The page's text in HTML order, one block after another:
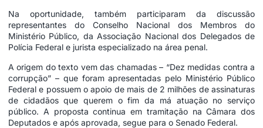
Na oportunidade, também participaram da discussão
representantes do Conselho Nacional dos Membros do
Ministério Público, da Associação Nacional dos Delegados de
Polícia Federal e jurista especializado na área penal.
A origem do texto vem das chamadas – “Dez medidas contra a
corrupção” – que foram apresentadas pelo Ministério Público
Federal e possuem o apoio de mais de 2 milhões de assinaturas
de cidadãos que querem o fim da má atuação no serviço
público. A proposta continua em tramitação na Câmara dos
Deputados e após aprovada, segue para o Senado Federal.